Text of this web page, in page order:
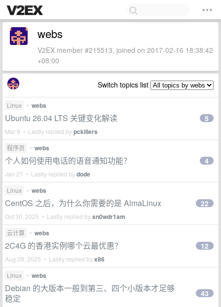
webs
V2EX member #215513, joined on 2017-02-16 18:38:42
+08:00
Switch topics list
Linux • webs
Ubuntu 26.04 LTS 关键变化解读
Mar 9 • Lastly replied bypckillers
5
程序员 • webs
个人如何使用电话的语音通知功能？
Jan 27 • Lastly replied bydode
4
Linux • webs
CentOS 之后，为什么你需要的是 AlmaLinux
Oct 30, 2025 • Lastly replied bysn0wdr1am
22
云计算 • webs
2C4G 的香港实例哪个云最优惠？
Aug 28, 2025 • Lastly replied byx86
12
Linux • webs
Debian 的大版本一般到第三、四个小版本才足够
稳定
43